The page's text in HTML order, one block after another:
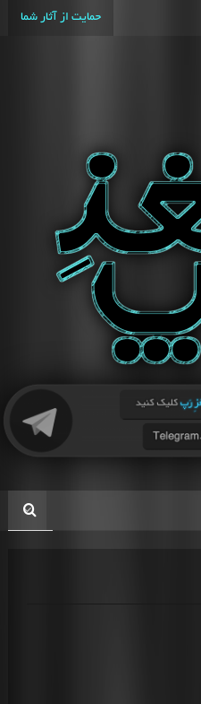
حمایت از آثار شما